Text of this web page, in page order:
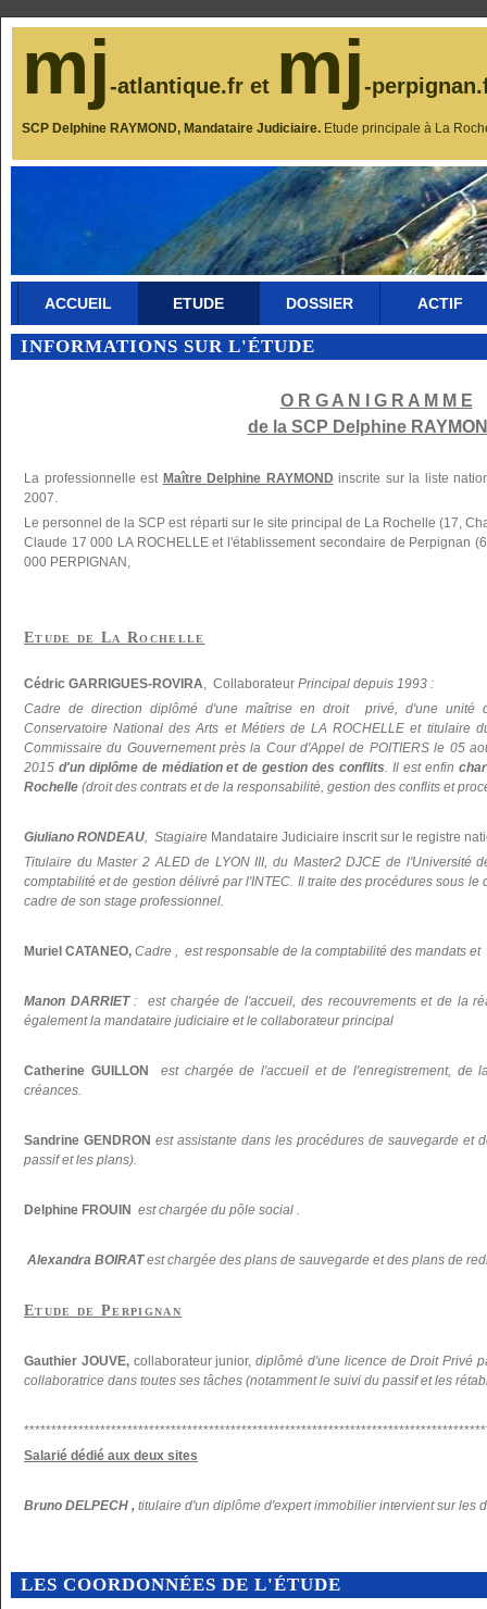
mj-atlantique.fr et mj-
SCP Delphine RAYMOND, Mandataire Judiciaire. Etude principale à La
ACCUEIL ETUDE DOSSIER ACTIF
INFORMATIONS SUR L'ÉTUDE
O R G A N I G R A M M E
de la SCP Delphine
La professionnelle est Maître Delphine RAYMOND inscrite sur la liste
2007.
Le personnel de la SCP est réparti sur le site principal de La Rochelle (17,
Claude 17 000 LA ROCHELLE et l'établissement secondaire de Perpignan
000 PERPIGNAN,
Etude de La Rochelle
Cédric GARRIGUES-ROVIRA, Collaborateur Principal depuis 1993 :
Cadre de direction diplômé d'une maîtrise en droit privé, d'une unité
Conservatoire National des Arts et Métiers de LA ROCHELLE et titulaire
Commissaire du Gouvernement près la Cour d'Appel de POITIERS le 05
2015 d'un diplôme de médiation et de gestion des conflits. Il est enfin
Rochelle (droit des contrats et de la responsabilité, gestion des conflits et
Giuliano RONDEAU, Stagiaire Mandataire Judiciaire inscrit sur le registre
Titulaire du Master 2 ALED de LYON III, du Master2 DJCE de l'Université
comptabilité et de gestion délivré par l'INTEC. Il traite des procédures sous
cadre de son stage professionnel.
Muriel CATANEO, Cadre , est responsable de la comptabilité des mandats et
Manon DARRIET: est chargée de l'accueil, des recouvrements et de la
également la mandataire judiciaire et le collaborateur principal
Catherine GUILLON
est chargée de l'accueil et de l'enregistrement, de
créances.
Sandrine GENDRON est assistante dans les procédures de sauvegarde et
passif et les plans).
Delphine FROUIN est chargée du pôle social .
Alexandra BOIRAT est chargée des plans de sauvegarde et des plans de
Etude de Perpignan
Gauthier JOUVE, collaborateur junior, diplômé d'une licence de Droit Privé
collaboratrice dans toutes ses tâches (notamment le suivi du passif et les
Salarié dédié aux deux sites
Bruno DELPECH , titulaire d'un diplôme d'expert immobilier intervient sur les
LES COORDONNÉES DE L'ÉTUDE